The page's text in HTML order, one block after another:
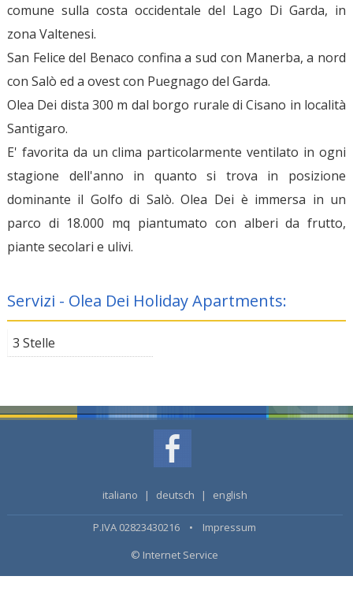
comune sulla costa occidentale del Lago Di Garda, in
zona Valtenesi.
San Felice del Benaco confina a sud con Manerba, a nord
con Salò ed a ovest con Puegnago del Garda.
Olea Dei dista 300 m dal borgo rurale di Cisano in località
Santigaro.
E' favorita da un clima particolarmente ventilato in ogni
stagione dell'anno in quanto si trova in posizione
dominante il Golfo di Salò. Olea Dei è immersa in un
parco di 18.000 mq piantumato con alberi da frutto,
piante secolari e ulivi.
Servizi - Olea Dei Holiday Apartments:
3 Stelle
italiano | deutsch | english
P.IVA 02823430216 • Impressum
© Internet Service